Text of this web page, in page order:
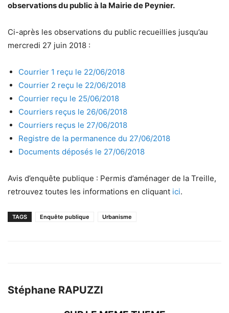
observations du public à la Mairie de Peynier.
Ci-après les observations du public recueillies jusqu’au
mercredi 27 juin 2018 :
Courrier 1 reçu le 22/06/2018
Courrier 2 reçu le 22/06/2018
Courrier reçu le 25/06/2018
Courriers reçus le 26/06/2018
Courriers reçus le 27/06/2018
Registre de la permanence du 27/06/2018
Documents déposés le 27/06/2018
Avis d’enquête publique : Permis d’aménager de la Treille,
retrouvez toutes les informations en cliquant ici.
TAGS Enquête publique Urbanisme
Stéphane RAPUZZI